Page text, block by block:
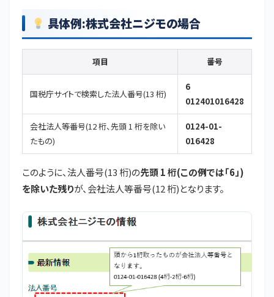
具体例:株式会社ニジモの場合
項目 番号
国税庁サイトで検索した法人番号(13 桁)
6
012401016428
会社法人等番号(12 桁、先頭 1 桁を除い
たもの)
0124-01-
016428
このように、法人番号(13 桁)の先頭 1 桁(この例では「6」)
を除いた残りが、会社法人等番号(12 桁)となります。